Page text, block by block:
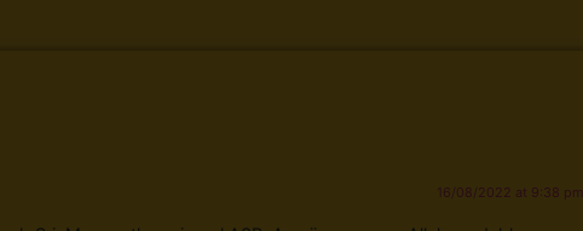
16/08/2022 at 9:38 pm